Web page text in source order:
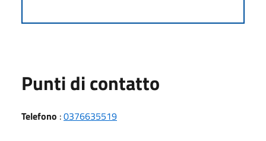
Punti di contatto
Telefono :0376635519